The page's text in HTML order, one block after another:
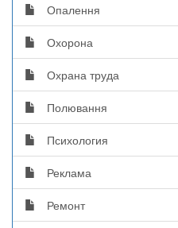
Опалення
Охорона
Охрана труда
Полювання
Психология
Реклама
Ремонт